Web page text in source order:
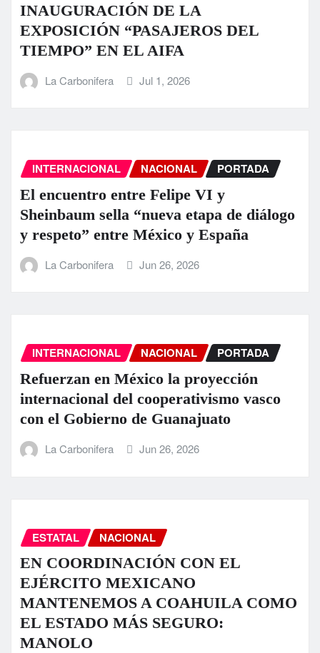
INAUGURACIÓN DE LA
EXPOSICIÓN “PASAJEROS DEL
TIEMPO” EN EL AIFA
La Carbonifera Jul 1, 2026
INTERNACIONAL NACIONAL PORTADA
El encuentro entre Felipe VI y
Sheinbaum sella “nueva etapa de diálogo
y respeto” entre México y España
La Carbonifera Jun 26, 2026
INTERNACIONAL NACIONAL PORTADA
Refuerzan en México la proyección
internacional del cooperativismo vasco
con el Gobierno de Guanajuato
La Carbonifera Jun 26, 2026
ESTATAL NACIONAL
EN COORDINACIÓN CON EL
EJÉRCITO MEXICANO
MANTENEMOS A COAHUILA COMO
EL ESTADO MÁS SEGURO:
MANOLO